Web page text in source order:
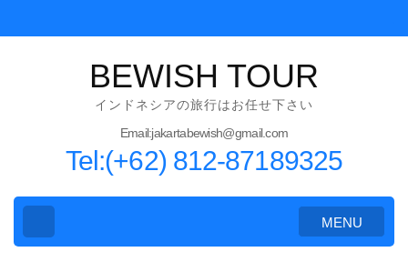
to
BEWISH TOUR
インドネシアの旅行はお任せ下さい
Email:jakartabewish@gmail.com
Tel:(+62) 812-87189325
MENU